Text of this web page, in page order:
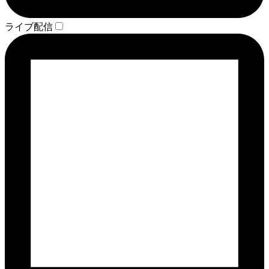
ライブ配信